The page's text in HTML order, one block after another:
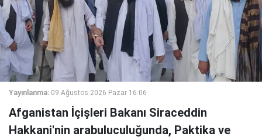
Yayınlanma: 09 Ağustos 2026 Pazar 16:06
Afganistan İçişleri Bakanı Siraceddin
Hakkani'nin arabuluculuğunda, Paktika ve